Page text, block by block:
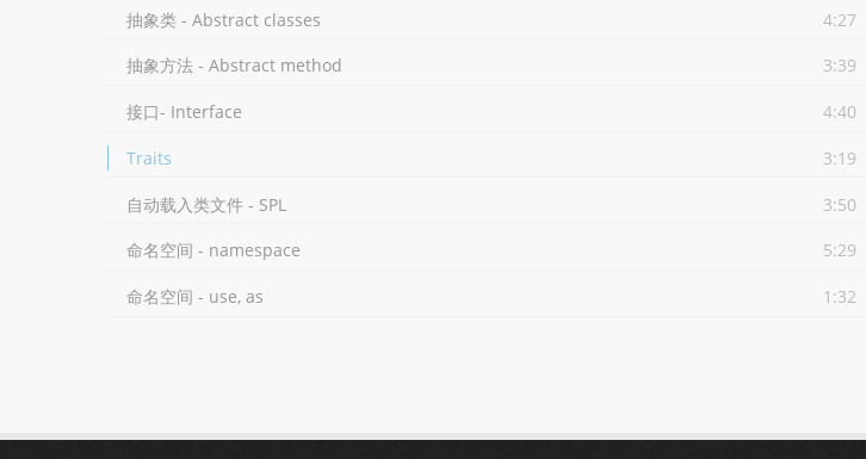
抽象类 - Abstract classes 4:27
抽象方法 - Abstract method 3:39
接口- Interface 4:40
Traits 3:19
自动载入类文件 - SPL 3:50
命名空间 - namespace 5:29
命名空间 - use, as 1:32